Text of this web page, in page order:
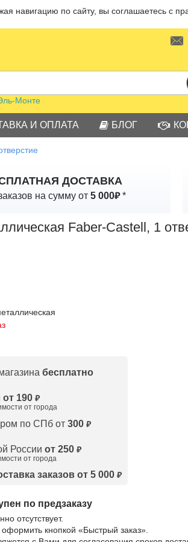
навигацию по сайту, вы соглашаетесь с
Монте
И ОПЛАТА БЛОГ
ДОСТАВКА
на сумму от5 000₽*
Faber-Castell, 1
бесплатно
от 190 ₽
от города
по СПб от 300 ₽
России от 250 ₽
от города
заказов от 5 000₽
по предзаказу
отсутствует.
кнопкой «Быстрый заказ».